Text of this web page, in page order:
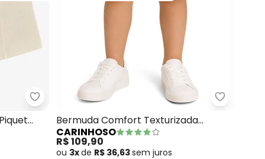
Sarja Moletom (Bege)
Trick Nick - Bermuda Infantil Masculina Piquet
Bermuda Comfort Texturizada
(Cáqui)
CARINHOSO
R$ 109,90
ou 3xde R$ 36,63sem juros